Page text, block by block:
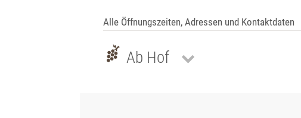
Alle Öffnungszeiten, Adressen und Kontaktdaten
Ab Hof